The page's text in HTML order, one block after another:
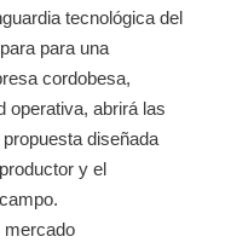
tecnológica del
para una
cordobesa,
operativa, abrirá las
diseñada
y el
mercado